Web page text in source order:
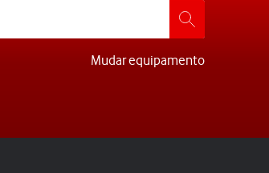
Mudar equipamento